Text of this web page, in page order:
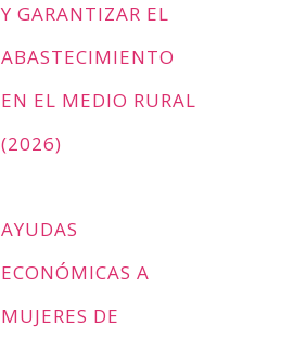
Y GARANTIZAR EL
ABASTECIMIENTO
EN EL MEDIO RURAL
(2026)
AYUDAS
ECONÓMICAS A
MUJERES DE